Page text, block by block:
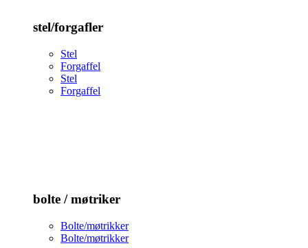
stel/forgafler
Stel
Forgaffel
Stel
Forgaffel
bolte / møtriker
Bolte/møtrikker
Bolte/møtrikker